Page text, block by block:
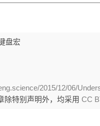
盘宏
2015/12/06/
除特别声明外，均采用CC